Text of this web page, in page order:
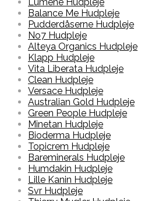
Balance Me Hudpleje
Pudderdåserne Hudpleje
No7 Hudpleje
Alteya Organics Hudpleje
Klapp Hudpleje
Vita Liberata Hudpleje
Clean Hudpleje
Versace Hudpleje
Australian Gold Hudpleje
Green People Hudpleje
Minetan Hudpleje
Bioderma Hudpleje
Topicrem Hudpleje
Bareminerals Hudpleje
Humdakin Hudpleje
Lille Kanin Hudpleje
Svr Hudpleje